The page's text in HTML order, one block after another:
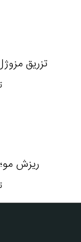
تزریق
ریزش